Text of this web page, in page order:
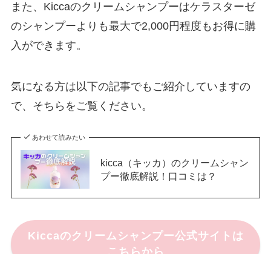
また、Kiccaのクリームシャンプーはケラスターゼ
のシャンプーよりも最大で2,000円程度もお得に購
入ができます。
気になる方は以下の記事でもご紹介していますの
で、そちらをご覧ください。
あわせて読みたい
kicca（キッカ）のクリームシャン
プー徹底解説！口コミは？
Kiccaのクリームシャンプー公式サイトは